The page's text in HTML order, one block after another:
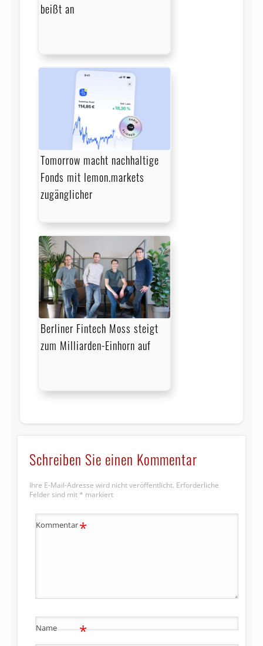
beißt an
Tomorrow macht nachhaltige
Fonds mit lemon.markets
zugänglicher
Berliner Fintech Moss steigt
zum Milliarden-Einhorn auf
Schreiben Sie einen Kommentar
Ihre E-Mail-Adresse wird nicht veröffentlicht. Erforderliche
Felder sind mit * markiert
Kommentar*
Name *